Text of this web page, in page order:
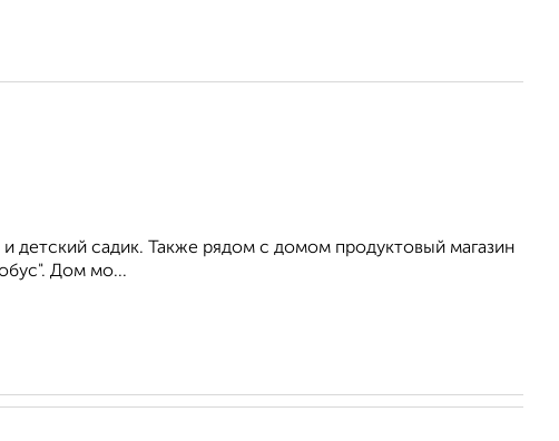
детский садик. Также рядом с домом продуктовый магазин
Дом мо...